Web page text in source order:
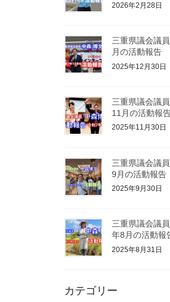
2026年2月28日
三重県議会議
月の活動報告
2025年12月30日
三重県議会議
11月の活動報
2025年11月30日
三重県議会議
9月の活動報告
2025年9月30日
三重県議会議
年8月の活動報
2025年8月31日
カテゴリー